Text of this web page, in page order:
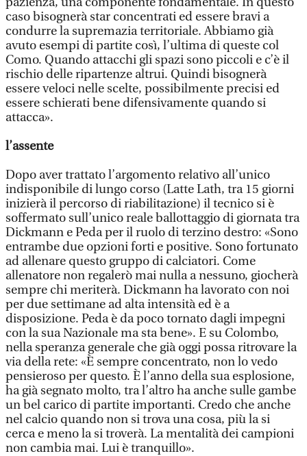
caso bisognerà star concentrati ed essere bravi a
condurre la supremazia territoriale. Abbiamo già
avuto esempi di partite così, l’ultima di queste col
Como. Quando attacchi gli spazi sono piccoli e c’è il
rischio delle ripartenze altrui. Quindi bisognerà
essere veloci nelle scelte, possibilmente precisi ed
essere schierati bene difensivamente quando si
attacca».
l’assente
Dopo aver trattato l’argomento relativo all’unico
indisponibile di lungo corso (Latte Lath, tra 15 giorni
inizierà il percorso di riabilitazione) il tecnico si è
soffermato sull’unico reale ballottaggio di giornata tra
Dickmann e Peda per il ruolo di terzino destro: «Sono
entrambe due opzioni forti e positive. Sono fortunato
ad allenare questo gruppo di calciatori. Come
allenatore non regalerò mai nulla a nessuno, giocherà
sempre chi meriterà. Dickmann ha lavorato con noi
per due settimane ad alta intensità ed è a
disposizione. Peda è da poco tornato dagli impegni
con la sua Nazionale ma sta bene». E su Colombo,
nella speranza generale che già oggi possa ritrovare la
via della rete: «È sempre concentrato, non lo vedo
pensieroso per questo. È l’anno della sua esplosione,
ha già segnato molto, tra l’altro ha anche sulle gambe
un bel carico di partite importanti. Credo che anche
nel calcio quando non si trova una cosa, più la si
cerca e meno la si troverà. La mentalità dei campioni
non cambia mai. Lui è tranquillo».